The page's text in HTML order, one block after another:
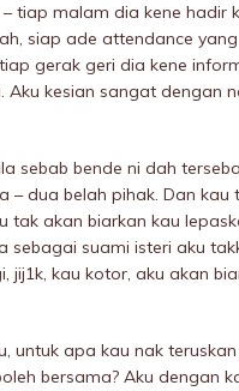
tiap malam dia kene hadir
siap ade attendance
gerak geri dia kene
Aku kesian sangat dengan
sebab bende ni dah
– dua beIah pihak. Dan kau
tak akan biarkan kau
sebagai suami isteri aku
jij1k, kau kotor, aku akan
untuk apa kau nak
bersama? Aku dengan